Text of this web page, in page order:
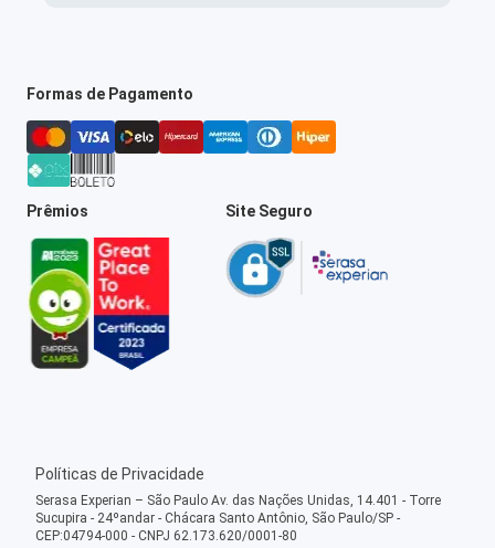
Formas de Pagamento
Prêmios Site Seguro
Políticas de Privacidade
Serasa Experian – São Paulo Av. das Nações Unidas, 14.401 - Torre
Sucupira - 24ºandar - Chácara Santo Antônio, São Paulo/SP -
CEP:04794-000 - CNPJ 62.173.620/0001-80